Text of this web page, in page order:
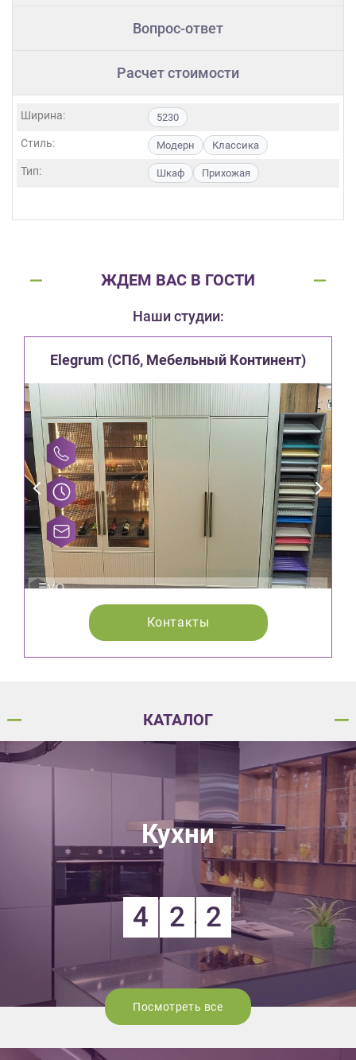
Вопрос-ответ
Расчет стоимости
Ширина: 5230
Стиль: Модерн Классика
Тип: Шкаф Прихожая
ЖДЕМ ВАС В ГОСТИ
Наши студии:
Elegrum (CПб, Мебельный Континент)
Контакты
КАТАЛОГ
Кухни
4 2 2
Посмотреть все